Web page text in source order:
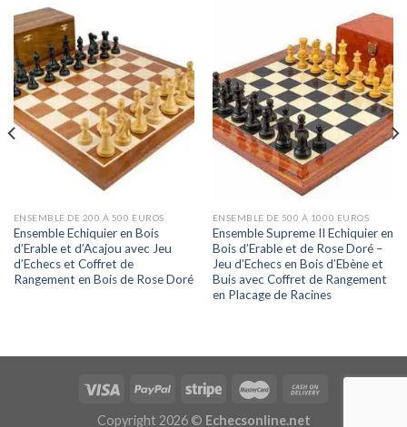
ENSEMBLE DE 200 À 500 EUROS
Ensemble Echiquier en Bois
d’Erable et d’Acajou avec Jeu
d’Echecs et Coffret de
Rangement en Bois de Rose Doré
ENSEMBLE DE 500 À 1000 EUROS
Ensemble Supreme II Echiquier en
Bois d’Erable et de Rose Doré –
Jeu d’Echecs en Bois d’Ebène et
Buis avec Coffret de Rangement
en Placage de Racines
Copyright 2026 © Echecsonline.net